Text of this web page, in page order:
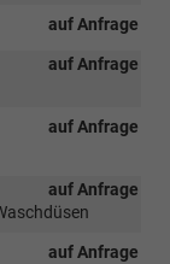
auf Anfrage
auf Anfrage
auf Anfrage
auf Anfrage
auf Anfrage